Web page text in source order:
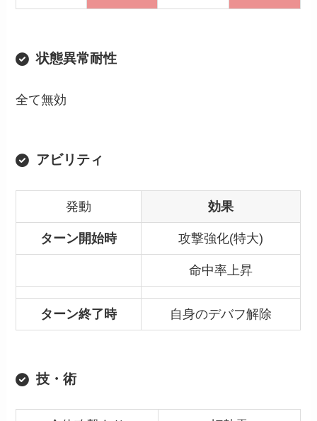
状態異常耐性
全て無効
アビリティ
発動 効果
ターン開始時 攻撃強化(特大)
命中率上昇
ターン終了時 自身のデバフ解除
技・術